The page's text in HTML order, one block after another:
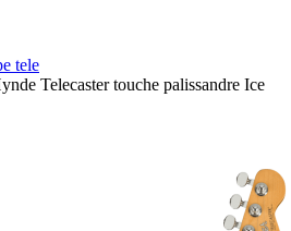
tele
Telecaster touche palissandre Ice